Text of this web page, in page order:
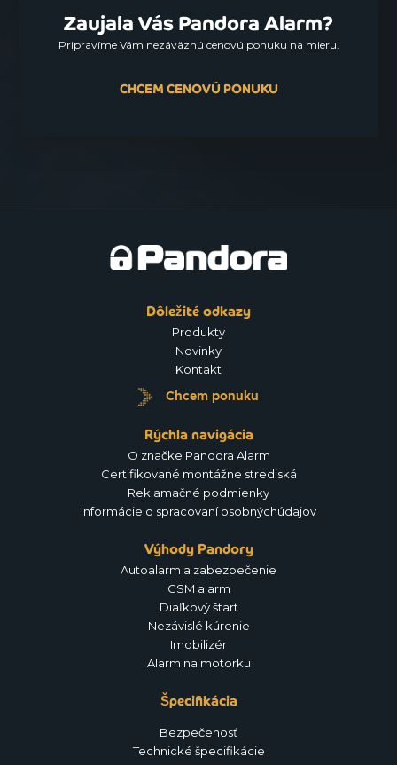
Zaujala Vás Pandora Alarm?
Pripravíme Vám nezáväznú cenovú ponuku na mieru.
CHCEM CENOVÚ PONUKU
Dôležité odkazy
Produkty
Novinky
Kontakt
Chcem ponuku
Rýchla navigácia
O značke Pandora Alarm
Certifikované montážne strediská
Reklamačné podmienky
Informácie o spracovaní osobnýchúdajov
Výhody Pandory
Autoalarm a zabezpečenie
GSM alarm
Diaľkový štart
Nezávislé kúrenie
Imobilizér
Alarm na motorku
Špecifikácia
Bezpečenosť
Technické špecifikácie